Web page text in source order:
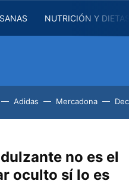
NUTRICIÓN Y
Adidas Mercadona
no es el
oculto sí lo es